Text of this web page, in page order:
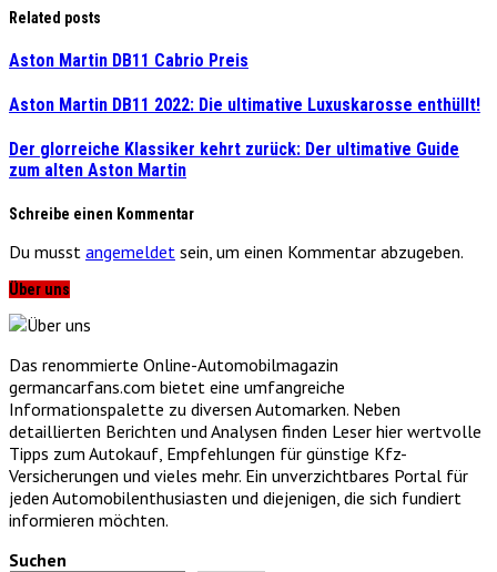
Related posts
Aston Martin DB11 Cabrio Preis
Aston Martin DB11 2022: Die ultimative Luxuskarosse enthüllt!
Der glorreiche Klassiker kehrt zurück: Der ultimative Guide
zum alten Aston Martin
Schreibe einen Kommentar
Du musst angemeldet sein, um einen Kommentar abzugeben.
Über uns
Das renommierte Online-Automobilmagazin
germancarfans.com bietet eine umfangreiche
Informationspalette zu diversen Automarken. Neben
detaillierten Berichten und Analysen finden Leser hier wertvolle
Tipps zum Autokauf, Empfehlungen für günstige Kfz-
Versicherungen und vieles mehr. Ein unverzichtbares Portal für
jeden Automobilenthusiasten und diejenigen, die sich fundiert
informieren möchten.
Suchen